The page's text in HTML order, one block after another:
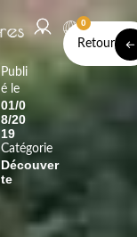
0
Publi
é le
01/0
8/20
19
Catégorie
Découver
te
Retour